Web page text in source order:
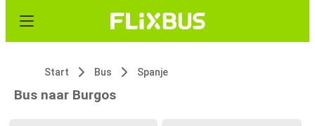
Start Bus Spanje
Bus naar Burgos